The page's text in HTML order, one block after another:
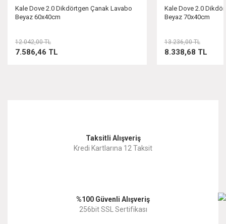
Kale Dove 2.0 Dikdörtgen Çanak Lavabo
Beyaz 60x40cm
7.586,46 TL
12.042,00 TL
Kale Dove 2.0
Beyaz 70x40cm
8.338,68 TL
13.236,00 TL
Taksitli Alışveriş
Kredi Kartlarına 12 Taksit
%100 Güvenli Alışveriş
256bit SSL Sertifikası